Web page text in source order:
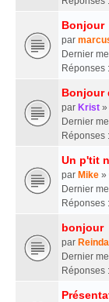
Bonjour
par
Dernier
Réponses :
Bonjour
par Krist »
Dernier
Réponses :
Un p'tit
par Mike »
Dernier
Réponses :
bonjour
par Reinda
Dernier
Réponses :